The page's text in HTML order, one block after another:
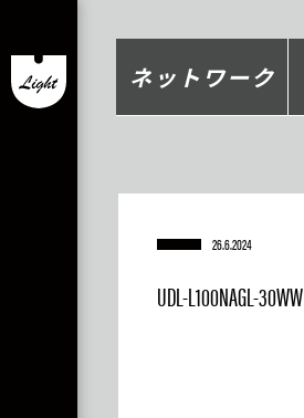
ネットワーク
26.6.2024
UDL-L100NAGL-30WW